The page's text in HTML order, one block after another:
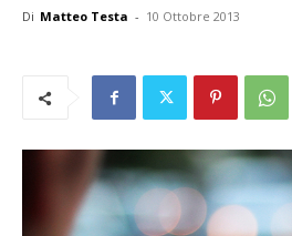
Di Matteo Testa - 10 Ottobre 2013